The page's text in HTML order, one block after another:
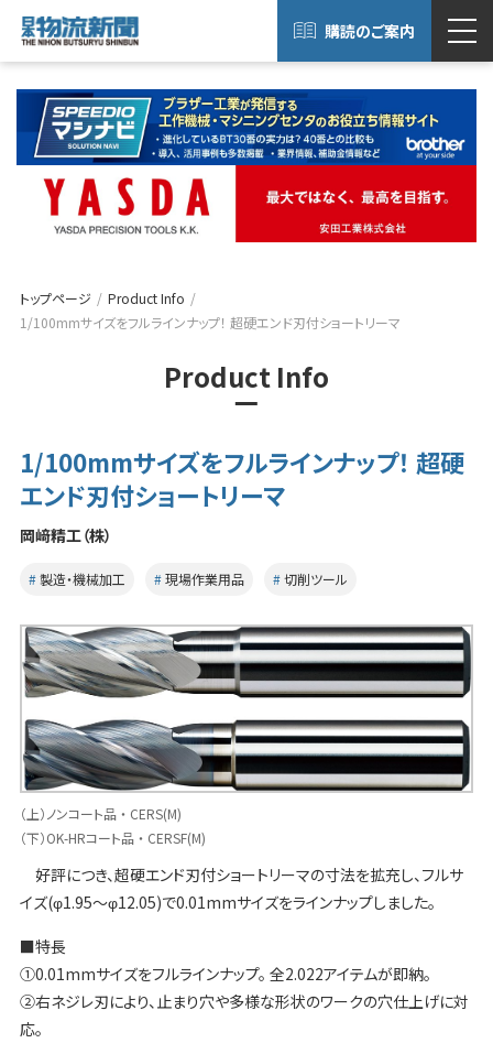
購読のご案内
トップページ
Product Info
1/100mmサイズをフルラインナップ！ 超硬エンド刃付ショートリーマ
Product Info
1/100mmサイズをフルラインナップ！ 超硬
エンド刃付ショートリーマ
岡﨑精工（株）
製造・機械加工 現場作業用品 切削ツール
（上）ノンコート品 ・ CERS(M)
（下）OK-HRコート品 ・ CERSF(M)
好評につき、超硬エンド刃付ショートリーマの寸法を拡充し、フルサ
イズ(φ1.95〜φ12.05)で0.01mmサイズをラインナップしました。
■特長
①0.01mmサイズをフルラインナップ。 全2.022アイテムが即納。
②右ネジレ刃により、止まり穴や多様な形状のワークの穴仕上げに対
応。